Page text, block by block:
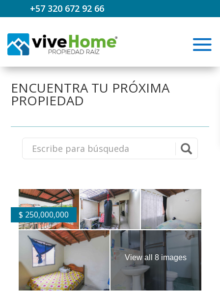
+57 320 672 92 66
ENCUENTRA TU PRÓXIMA
PROPIEDAD
$ 250,000,000
View all 8 images